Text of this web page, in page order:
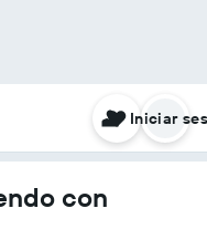
Iniciar
con